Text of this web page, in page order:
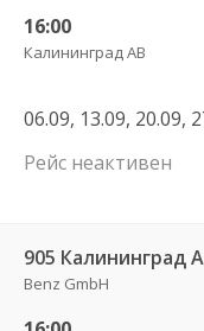
16:00
Калининград АВ
06.09, 13.09, 20.09,
Рейс неактивен
905
Benz GmbH